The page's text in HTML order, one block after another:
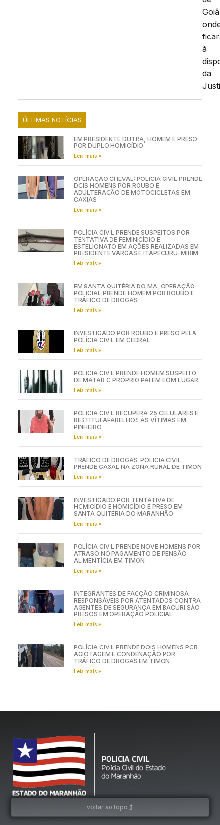
à
da
ÚLTIMAS NOTÍCIAS
EM PRESIDENTE DUTRA, HOMEM É PRESO
POR DUPLO HOMICÍDIO
Leia mais »
OPERAÇÃO CHEVAL: POLÍCIA CIVIL PRENDE
DOIS HOMENS POR ROUBO E
ADULTERAÇÃO DE MOTOCICLETAS EM
CAXIAS
Leia mais »
POLÍCIA CIVIL PRENDE SUSPEITOS POR
TENTATIVA DE FEMINICÍDIO E
ESTELIONATO EM AÇÕES REALIZADAS EM
PRESIDENTE VARGAS E ITAPECURU-MIRIM
Leia mais »
EM SANTA QUITÉRIA DO MA, OPERAÇÃO
POLICIAL PRENDE HOMEM POR ROUBO E
TRÁFICO DE DROGAS
Leia mais »
INVESTIGADO POR ROUBO É PRESO PELA
POLÍCIA CIVIL EM CEDRAL
Leia mais »
POLÍCIA CIVIL PRENDE HOMEM SUSPEITO
DE MATAR O PRÓPRIO PAI EM BOM LUGAR
Leia mais »
POLÍCIA CIVIL RECUPERA 25 CELULARES E
RESTITUI APARELHOS ÀS VÍTIMAS EM
PINHEIRO
Leia mais »
TRÁFICO DE DROGAS: POLÍCIA CIVIL
PRENDE CASAL NA ZONA RURAL DE TIMON
Leia mais »
INVESTIGADO POR TENTATIVA DE
HOMICÍDIO E HOMICÍDIO É PRESO EM
SANTA QUITÉRIA DO MARANHÃO
Leia mais »
POLÍCIA CIVIL PRENDE NOVE HOMENS POR
ATRASO NO PAGAMENTO DE PENSÃO
ALIMENTÍCIA EM TIMON
Leia mais »
INTEGRANTES DE FACÇÃO CRIMINOSA
RESPONSÁVEIS POR ATENTADOS CONTRA
AGENTES DE SEGURANÇA EM BACURI SÃO
PRESOS EM OPERAÇÃO POLICIAL
Leia mais »
POLÍCIA CIVIL PRENDE DOIS HOMENS POR
AGIOTAGEM E CONDENAÇÃO POR
TRÁFICO DE DROGAS EM TIMON
Leia mais »
voltar ao topo